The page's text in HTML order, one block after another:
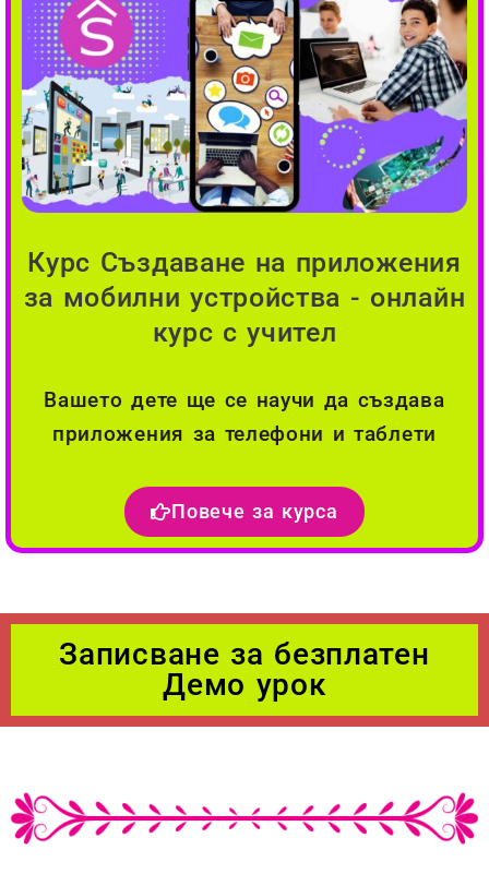
Курс Създаване на приложения
за мобилни устройства - онлайн
курс с учител
Вашето дете ще се научи да създава
приложения за телефони и таблети
Повече за курса
Записване за безплатен
Демо урок